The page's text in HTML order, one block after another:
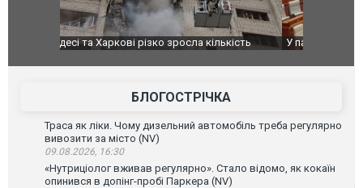
У парламенті Косово прем'єра закидали яйцями
Приїхав
до
зіркового
БЛОГОСТРІЧКА
Траса як ліки. Чому дизельний автомобіль треба регулярно
вивозити за місто (NV)
09.08.2026, 16:30
«Нутриціолог вживав регулярно». Стало відомо, як кокаїн
опинився в допінг-пробі Паркера (NV)